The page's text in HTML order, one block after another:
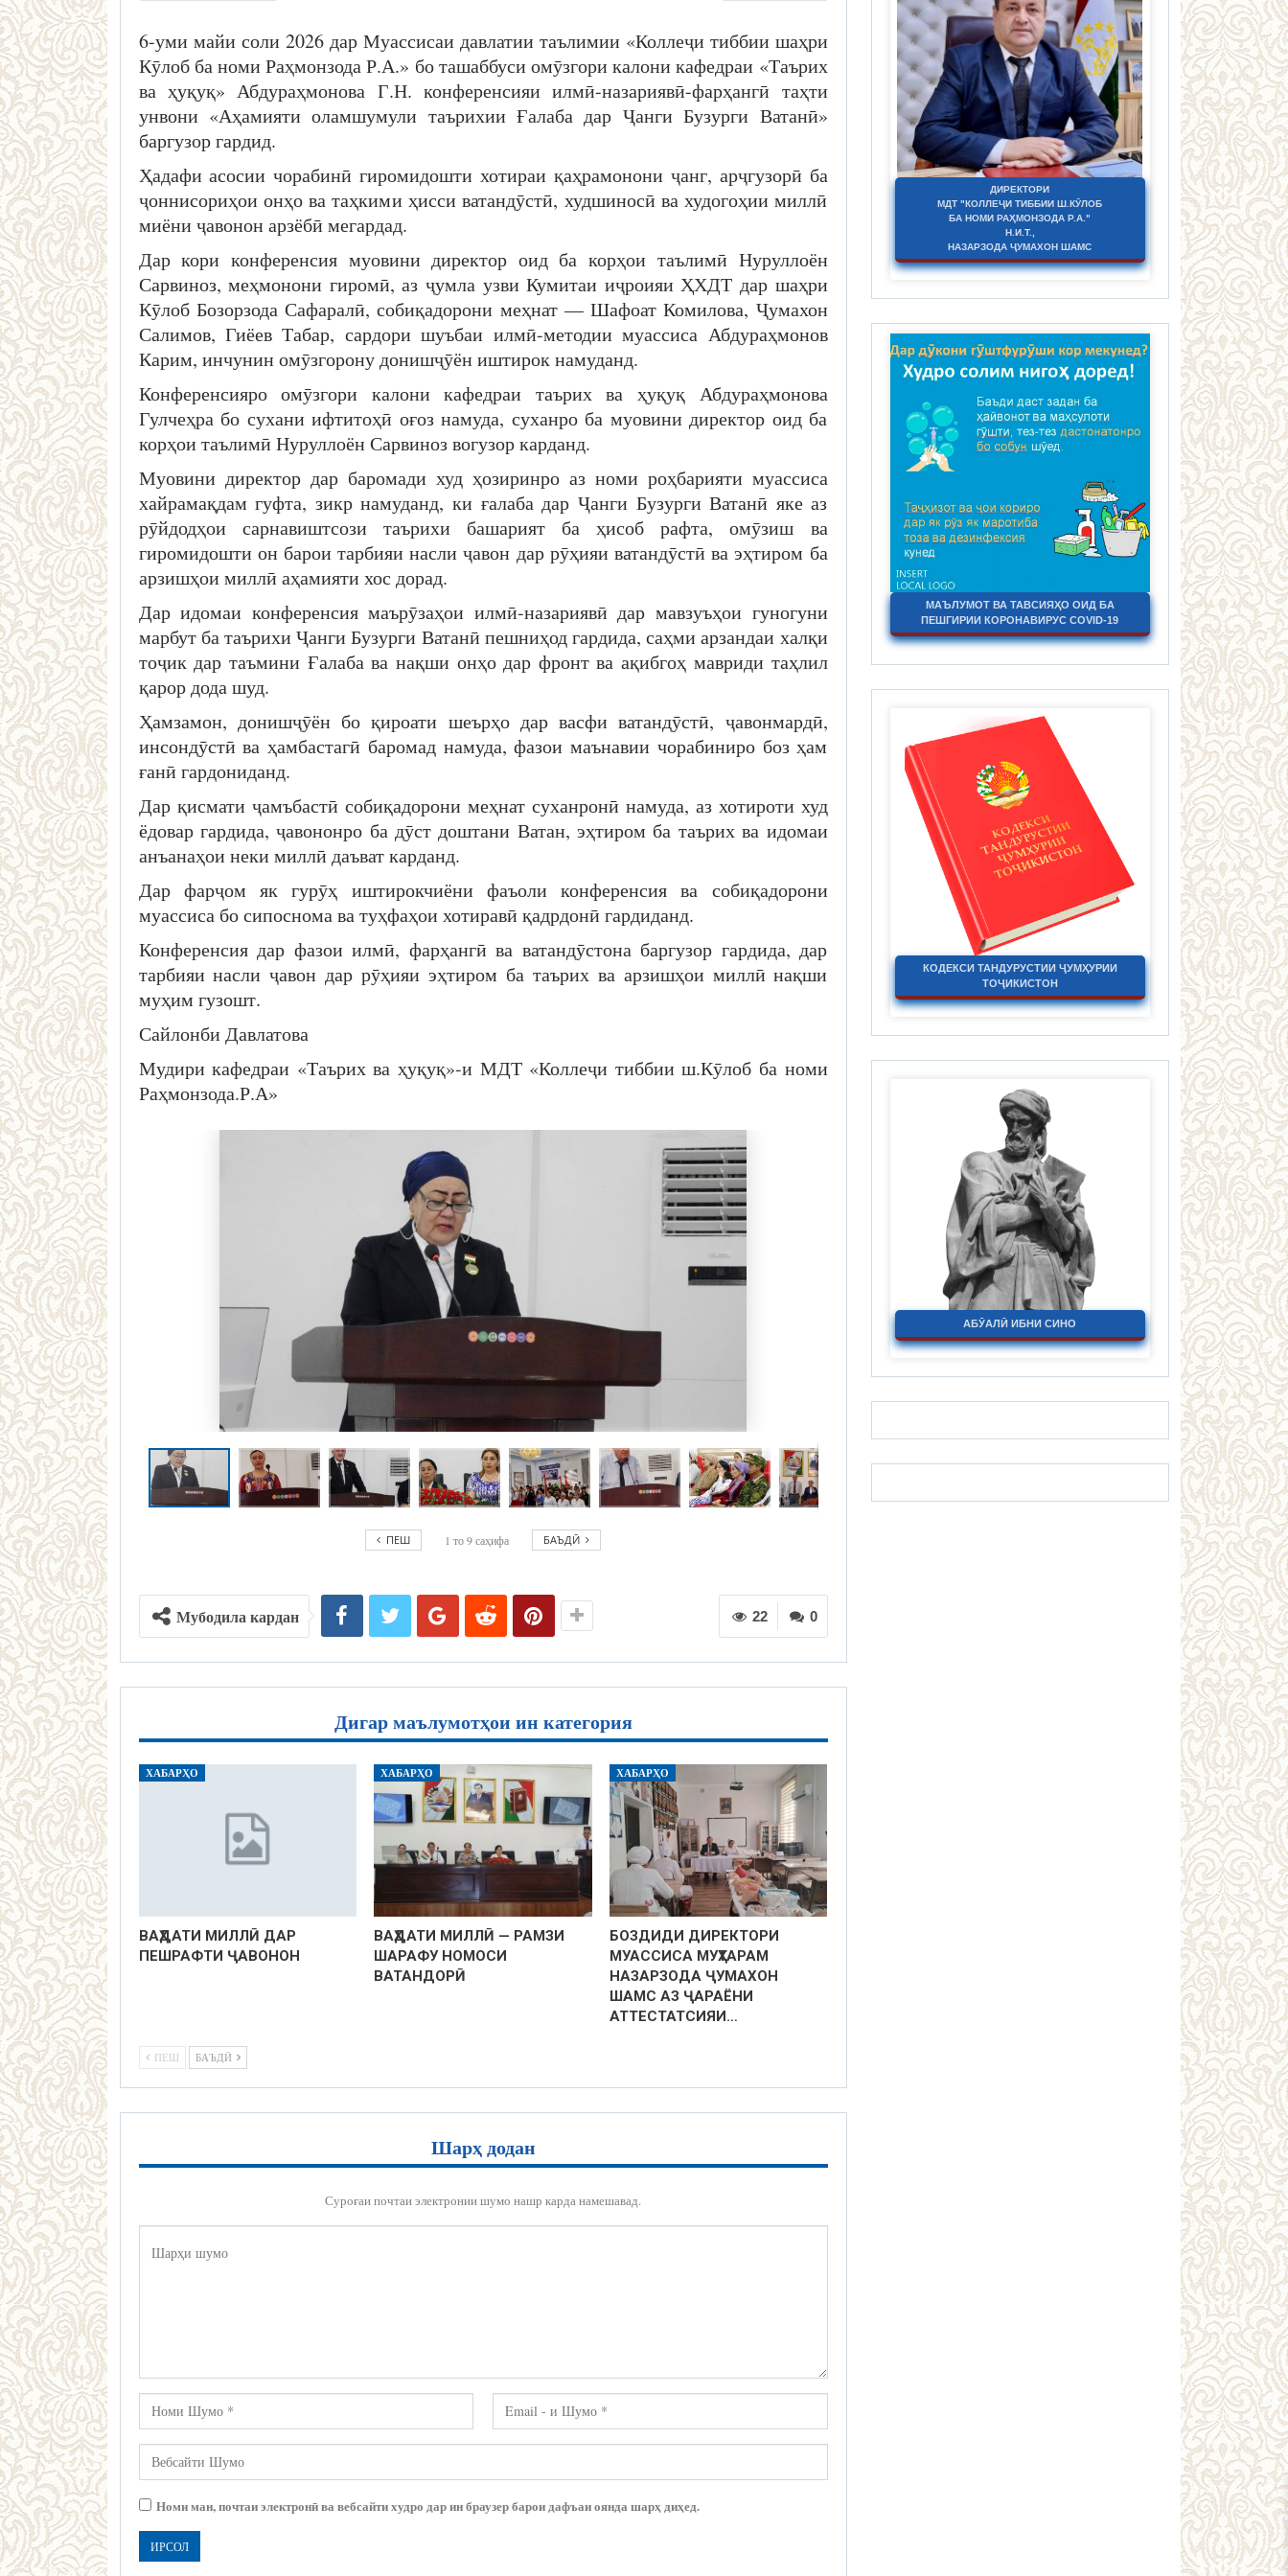
6-уми майи соли 2026 дар Муассисаи давлатии таълимии «Коллеҷи тиббии шаҳри
Кӯлоб ба номи Раҳмонзода Р.А.» бо ташаббуси омӯзгори калони кафедраи «Таърих
ва ҳуқуқ» Абдураҳмонова Г.Н. конференсияи илмӣ-назариявӣ-фарҳангӣ таҳти
унвони «Аҳамияти оламшумули таърихии Ғалаба дар Ҷанги Бузурги Ватанӣ»
баргузор гардид.
Ҳадафи асосии чорабинӣ гиромидошти хотираи қаҳрамонони ҷанг, арҷгузорӣ ба
ҷоннисориҳои онҳо ва таҳкими ҳисси ватандӯстӣ, худшиносӣ ва худогоҳии миллӣ
миёни ҷавонон арзёбӣ мегардад.
Дар кори конференсия муовини директор оид ба корҳои таълимӣ Нуруллоён
Сарвиноз, меҳмонони гиромӣ, аз ҷумла узви Кумитаи иҷроияи ҲХДТ дар шаҳри
Кӯлоб Бозорзода Сафаралӣ, собиқадорони меҳнат — Шафоат Комилова, Ҷумахон
Салимов, Гиёев Табар, сардори шуъбаи илмӣ-методии муассиса Абдураҳмонов
Карим, инчунин омӯзгорону донишҷӯён иштирок намуданд.
Конференсияро омӯзгори калони кафедраи таърих ва ҳуқуқ Абдураҳмонова
Гулчеҳра бо сухани ифтитоҳӣ оғоз намуда, суханро ба муовини директор оид ба
корҳои таълимӣ Нуруллоён Сарвиноз вогузор карданд.
Муовини директор дар баромади худ ҳозиринро аз номи роҳбарияти муассиса
хайрамақдам гуфта, зикр намуданд, ки ғалаба дар Ҷанги Бузурги Ватанӣ яке аз
рӯйдодҳои сарнавиштсози таърихи башарият ба ҳисоб рафта, омӯзиш ва
гиромидошти он барои тарбияи насли ҷавон дар рӯҳияи ватандӯстӣ ва эҳтиром ба
арзишҳои миллӣ аҳамияти хос дорад.
Дар идомаи конференсия маърӯзаҳои илмӣ-назариявӣ дар мавзуъҳои гуногуни
марбут ба таърихи Ҷанги Бузурги Ватанӣ пешниҳод гардида, саҳми арзандаи халқи
тоҷик дар таъмини Ғалаба ва нақши онҳо дар фронт ва ақибгоҳ мавриди таҳлил
қарор дода шуд.
Ҳамзамон, донишҷӯён бо қироати шеърҳо дар васфи ватандӯстӣ, ҷавонмардӣ,
инсондӯстӣ ва ҳамбастагӣ баромад намуда, фазои маънавии чорабиниро боз ҳам
ғанӣ гардониданд.
Дар қисмати ҷамъбастӣ собиқадорони меҳнат суханронӣ намуда, аз хотироти худ
ёдовар гардида, ҷавононро ба дӯст доштани Ватан, эҳтиром ба таърих ва идомаи
анъанаҳои неки миллӣ даъват карданд.
Дар фарҷом як гурӯҳ иштирокчиёни фаъоли конференсия ва собиқадорони
муассиса бо сипоснома ва туҳфаҳои хотиравӣ қадрдонӣ гардиданд.
Конференсия дар фазои илмӣ, фарҳангӣ ва ватандӯстона баргузор гардида, дар
тарбияи насли ҷавон дар рӯҳияи эҳтиром ба таърих ва арзишҳои миллӣ нақши
муҳим гузошт.
Сайлонби Давлатова
Мудири кафедраи «Таърих ва ҳуқуқ»-и МДТ «Коллеҷи тиббии ш.Кӯлоб ба номи
Раҳмонзода.Р.А»
ПЕШ 1 то9саҳифа БАЪДӢ
0
22
Мубодила кардан
Дигар маълумотҳои ин категория
ХАБАРҲО
ВАҲДАТИ МИЛЛӢ ДАР
ПЕШРАФТИ ҶАВОНОН
ХАБАРҲО
ВАҲДАТИ МИЛЛӢ — РАМЗИ
ШАРАФУ НОМОСИ
ВАТАНДОРӢ
ХАБАРҲО
БОЗДИДИ ДИРЕКТОРИ
МУАССИСА МУҲТАРАМ
НАЗАРЗОДА ҶУМАХОН
ШАМС АЗ ҶАРАЁНИ
АТТЕСТАТСИЯИ…
ПЕШ БАЪДӢ
Шарҳ додан
Суроғаи почтаи электронии шумо нашр карда намешавад.
Номи ман, почтаи электронӣ ва вебсайти худро дар ин браузер барои дафъаи оянда шарҳ диҳед.
ДИРЕКТОРИ
МДТ "КОЛЛЕҶИ ТИББИИ Ш.КӮЛОБ
БА НОМИ РАҲМОНЗОДА Р.А."
Н.И.Т.,
НАЗАРЗОДА ҶУМАХОН ШАМС
МАЪЛУМОТ ВА ТАВСИЯҲО ОИД БА
ПЕШГИРИИ КОРОНАВИРУС COVID-19
КОДЕКСИ ТАНДУРУСТИИ ҶУМҲУРИИ
ТОҶИКИСТОН
АБӮАЛӢ ИБНИ СИНО